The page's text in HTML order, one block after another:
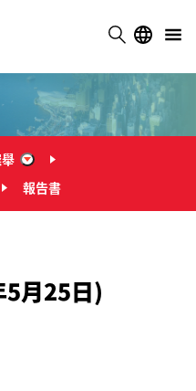
“鄉郊代表選舉”
表補選 (2008年5月25日)”
報告書
月25日)